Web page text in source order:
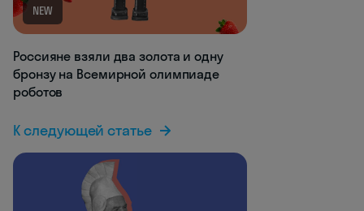
NEW
Россияне взяли два золота и одну
бронзу на Всемирной олимпиаде
роботов
К следующей статье